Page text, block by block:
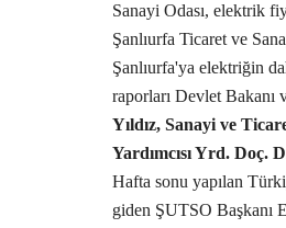
Sanayi Odası, elektrik
Şanlıurfa Ticaret ve
Şanlıurfa'ya elektriğin
raporları Devlet Bakanı
Yıldız, Sanayi ve
Yardımcısı Yrd. Doç.
Hafta sonu yapılan
giden ŞUTSO Başkanı